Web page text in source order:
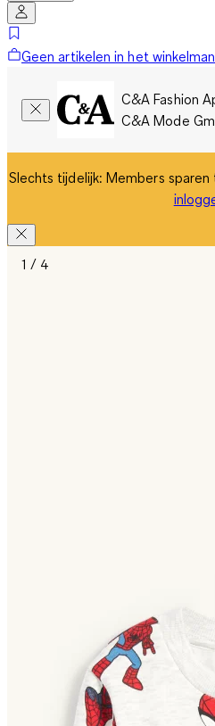
Geen artikelen in het
C&A Fashion
C&A Mode
Slechts tijdelijk: Members
1 / 4